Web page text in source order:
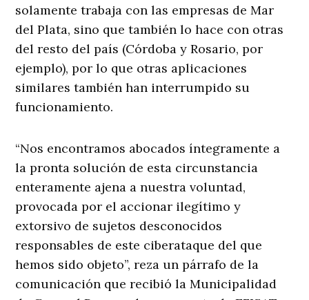
solamente trabaja con las empresas de Mar
del Plata, sino que también lo hace con otras
del resto del país (Córdoba y Rosario, por
ejemplo), por lo que otras aplicaciones
similares también han interrumpido su
funcionamiento.
“Nos encontramos abocados íntegramente a
la pronta solución de esta circunstancia
enteramente ajena a nuestra voluntad,
provocada por el accionar ilegítimo y
extorsivo de sujetos desconocidos
responsables de este ciberataque del que
hemos sido objeto”, reza un párrafo de la
comunicación que recibió la Municipalidad